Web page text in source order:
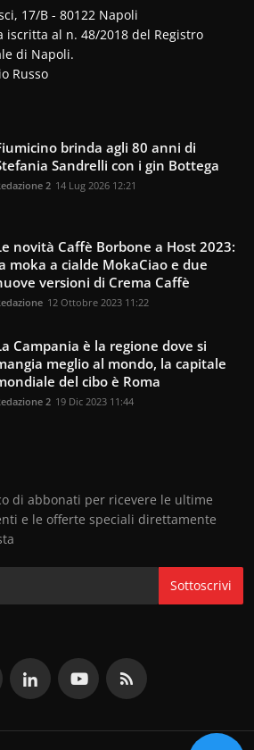
17/B - 80122 Napoli
iscritta al n. 48/2018 del Registro
di Napoli.
Russo
brinda agli 80 anni di
Sandrelli con i gin Bottega
2 14 Lug 2026 12:21
novità Caffè Borbone a Host 2023:
moka a cialde MokaCiao e due
versioni di Crema Caffè
12 Ottobre 2023 11:22
Campania è la regione dove si
meglio al mondo, la capitale
del cibo è Roma
2 19 Dic 2023 11:44
di abbonati per ricevere le ultime
e le offerte speciali direttamente
Sottoscrivi